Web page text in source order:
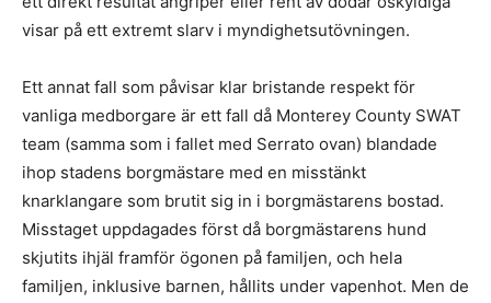
visar på ett extremt slarv i myndighetsutövningen.
Ett annat fall som påvisar klar bristande respekt för
vanliga medborgare är ett fall då Monterey County SWAT
team (samma som i fallet med Serrato ovan) blandade
ihop stadens borgmästare med en misstänkt
knarklangare som brutit sig in i borgmästarens bostad.
Misstaget uppdagades först då borgmästarens hund
skjutits ihjäl framför ögonen på familjen, och hela
familjen, inklusive barnen, hållits under vapenhot. Men de